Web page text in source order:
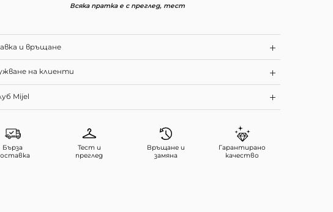
Всяка пратка е с преглед, тест
и връщане
на клиенти
Mijel
Бърза
Тест и
преглед
Връщане и
замяна
Гарантирано
качество